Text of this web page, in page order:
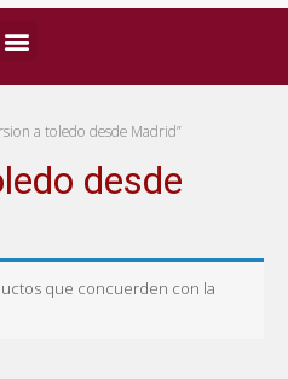
a toledo desde Madrid”
desde
que concuerden con la